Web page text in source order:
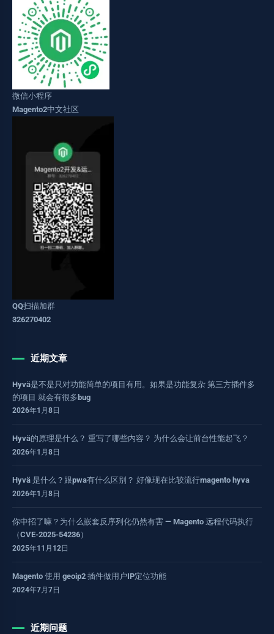
微信小程序
Magento2中文社区
QQ扫描加群
326270402
近期文章
Hyvä是不是只对功能简单的项目有用。如果是功能复杂 第三方插件多
的项目 就会有很多bug
2026年1月8日
Hyvä的原理是什么？ 重写了哪些内容？ 为什么会让前台性能起飞？
2026年1月8日
Hyvä 是什么？跟pwa有什么区别？ 好像现在比较流行magento hyva
2026年1月8日
你中招了嘛？为什么嵌套反序列化仍然有害 — Magento 远程代码执行
（CVE-2025-54236）
2025年11月12日
Magento 使用 geoip2 插件做用户IP定位功能
2024年7月7日
近期问题